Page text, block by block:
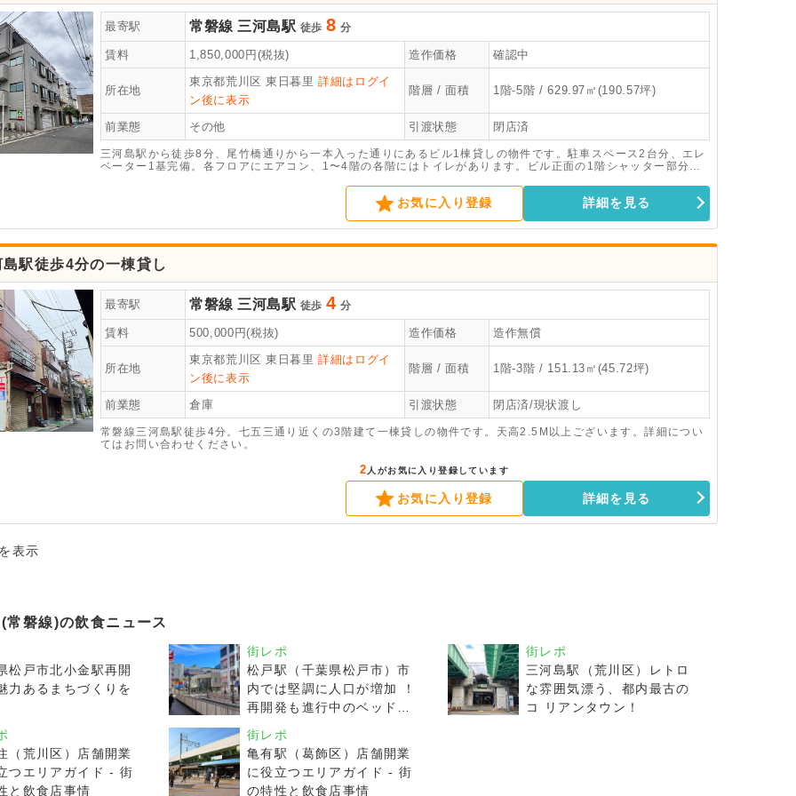
最寄駅 常磐線 三河島駅 徒歩 8 分
賃料 1,850,000円(税抜) 造作価格 確認中
所在地
東京都荒川区 東日暮里詳細はログイ
ン後に表示
階層 / 面積 1階-5階 / 629.97㎡(190.57坪)
前業態 その他 引渡状態 閉店済
三河島駅から徒歩8分、尾竹橋通りから一本入った通りにあるビル1棟貸しの物件です。駐車スペース2台分、エレ
ベーター1基完備。各フロアにエアコン、1〜4階の各階にはトイレがあります。ビル正面の1階シャッター部分は
139.01平米・3階139.01平米・4階116.7平米・5階48.21平米
お気に入り登録 詳細を見る
駅徒歩4分の一棟貸し
最寄駅 常磐線 三河島駅 徒歩 4 分
賃料 500,000円(税抜) 造作価格 造作無償
所在地
東京都荒川区 東日暮里詳細はログイ
ン後に表示
階層 / 面積 1階-3階 / 151.13㎡(45.72坪)
前業態 倉庫 引渡状態 閉店済/現状渡し
常磐線三河島駅徒歩4分。七五三通り近くの3階建て一棟貸しの物件です。天高2.5M以上ございます。詳細につい
てはお問い合わせください。
2 人がお気に入り登録しています
お気に入り登録 詳細を見る
表示
常磐線)の飲食ニュース
松戸市北小金駅再開
力あるまちづくりを
街レポ
松戸駅（千葉県松戸市）市
内では堅調に人口が増加 ！
再開発も進行中のベッドタ
ウン
街レポ
三河島駅（荒川区）レトロ
な雰囲気漂う、都内最古の
コ リアンタウン！
（荒川区）店舗開業
つエリアガイド - 街
と飲食店事情
街レポ
亀有駅（葛飾区）店舗開業
に役立つエリアガイド - 街
の特性と飲食店事情